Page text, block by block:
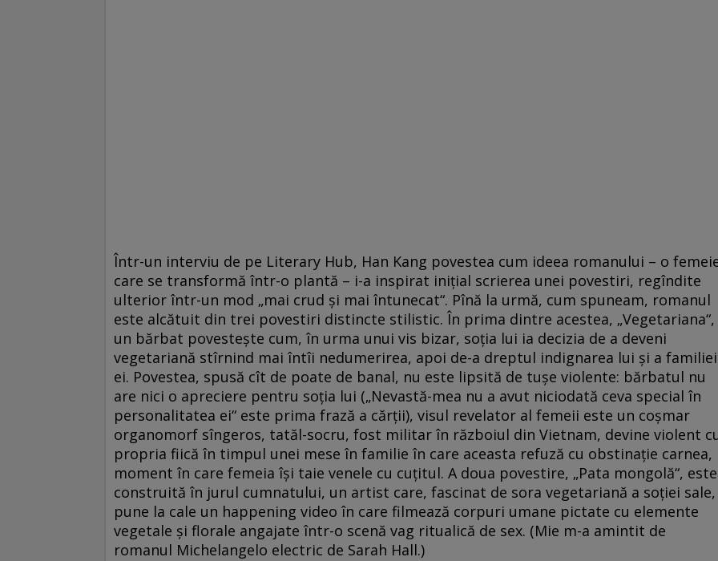
Într-un interviu de pe Literary Hub, Han Kang povestea cum ideea romanului – o
care se transformă într-o plantă – i-a inspirat iniţial scrierea unei povestiri, regîndite
ulterior într-un mod „mai crud şi mai întunecat“. Pînă la urmă, cum spuneam, romanul
este alcătuit din trei povestiri distincte stilistic. În prima dintre acestea, „Vegetariana“,
un bărbat povesteşte cum, în urma unui vis bizar, soţia lui ia decizia de a deveni
vegetariană stîrnind mai întîi nedumerirea, apoi de-a dreptul indignarea lui şi a familiei
ei. Povestea, spusă cît de poate de banal, nu este lipsită de tuşe violente: bărbatul nu
are nici o apreciere pentru soţia lui („Nevastă-mea nu a avut niciodată ceva special în
personalitatea ei“ este prima frază a cărţii), visul revelator al femeii este un coşmar
organomorf sîngeros, tatăl-socru, fost militar în războiul din Vietnam, devine violent
propria fiică în timpul unei mese în familie în care aceasta refuză cu obstinaţie carnea,
moment în care femeia îşi taie venele cu cuţitul. A doua povestire, „Pata mongolă“, este
construită în jurul cumnatului, un artist care, fascinat de sora vegetariană a soţiei sale,
pune la cale un happening video în care filmează corpuri umane pictate cu elemente
vegetale şi florale angajate într-o scenă vag ritualică de sex. (Mie m-a amintit de
romanul Michelangelo electric de Sarah Hall.)